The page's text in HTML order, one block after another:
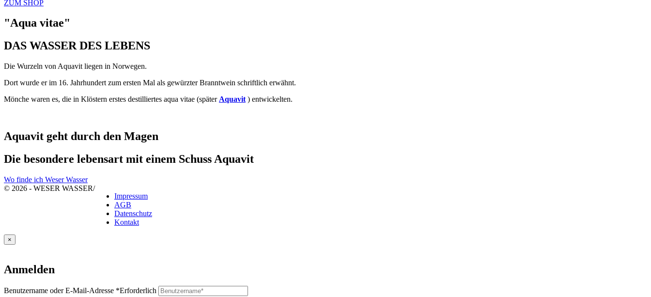
ZUM SHOP
"Aqua vitae"
DAS WASSER DES LEBENS
Die Wurzeln von Aquavit liegen in Norwegen.
Dort wurde er im 16. Jahrhundert zum ersten Mal als gewürzter Branntwein schriftlich erwähnt.
Mönche waren es, die in Klöstern erstes destilliertes aqua vitae (später Aquavit ) entwickelten.
Aquavit geht durch den Magen
Die besondere lebensart mit einem Schuss Aquavit
Wo finde ich Weser Wasser
© 2026 - WESER WASSER/
Impressum
AGB
Datenschutz
Kontakt
×
Anmelden
Benutzername oder E-Mail-Adresse *Erforderlich